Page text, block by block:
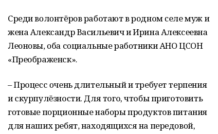
Среди волонтёров работают в родном селе муж и
жена Александр Васильевич и Ирина Алексеевна
Леоновы, оба социальные работники АНО ЦСОН
«Преображенск».
– Процесс очень длительный и требует терпения
и скурпулёзности. Для того, чтобы приготовить
готовые порционные наборы продуктов питания
для наших ребят, находящихся на передовой,